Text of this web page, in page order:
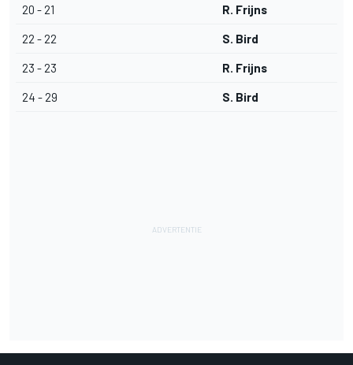
20 - 21 R. Frijns
22 - 22 S. Bird
23 - 23 R. Frijns
24 - 29 S. Bird